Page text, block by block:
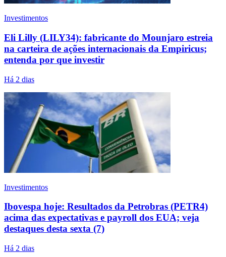
Investimentos
Eli Lilly (LILY34): fabricante do Mounjaro estreia
na carteira de ações internacionais da Empiricus;
entenda por que investir
Há 2 dias
Investimentos
Ibovespa hoje: Resultados da Petrobras (PETR4)
acima das expectativas e payroll dos EUA; veja
destaques desta sexta (7)
Há 2 dias